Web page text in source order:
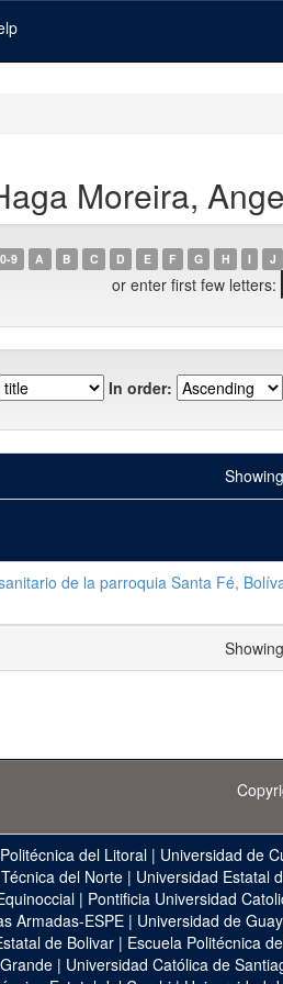
Moreira,
0-9 A B C D E F G H I J
or enter first few letters:
In order:
de la parroquia Santa Fé,
del Litoral | Universidad de
del Norte| Universidad Estatal
| Pontificia Universidad
Armadas-ESPE | Universidad de
de Bolivar| Escuela Politécnica
| Universidad Católica de